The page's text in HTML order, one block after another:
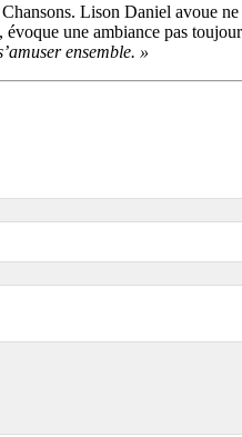
Lison Daniel avoue ne
une ambiance pas
ensemble. »